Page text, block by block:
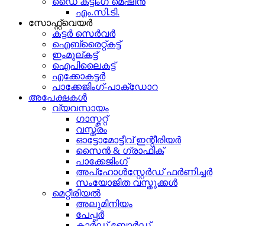
എം.സി.ടി.
സോഫ്റ്റ്‌വെയർ
കട്ടർ സെർവർ
ഐബ്രൈറ്റ്കട്ട്
ഇംമുല്കട്ട്
ഐപിലൈകട്ട്
എക്കോകട്ടർ
പാക്കേജിംഗ്-പാക്ഡോറ
അപേക്ഷകൾ
വ്യവസായം
ഗാസ്കറ്റ്
വസ്ത്രം
ഓട്ടോമോട്ടീവ് ഇന്റീരിയർ
സൈൻ & ഗ്രാഫിക്
പാക്കേജിംഗ്
അപ്ഹോൾസ്റ്റേർഡ് ഫർണിച്ചർ
സംയോജിത വസ്തുക്കൾ
മെറ്റീരിയൽ
അലുമിനിയം
പേപ്പർ